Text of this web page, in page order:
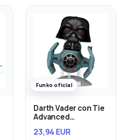
Funko oficial
Darth Vader con Tie
Advanced
23,94 EUR